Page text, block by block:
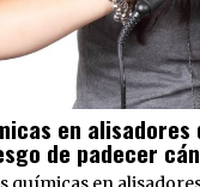
en alisadores
de padecer